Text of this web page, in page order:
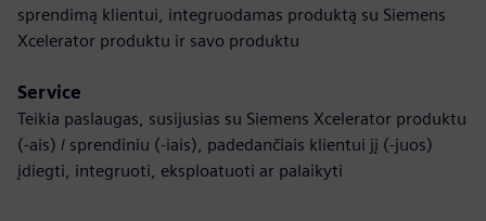
sprendimą klientui, integruodamas produktą su Siemens
Xcelerator produktu ir savo produktu
Service
Teikia paslaugas, susijusias su Siemens Xcelerator produktu
(-ais) / sprendiniu (-iais), padedančiais klientui jį (-juos)
įdiegti, integruoti, eksploatuoti ar palaikyti